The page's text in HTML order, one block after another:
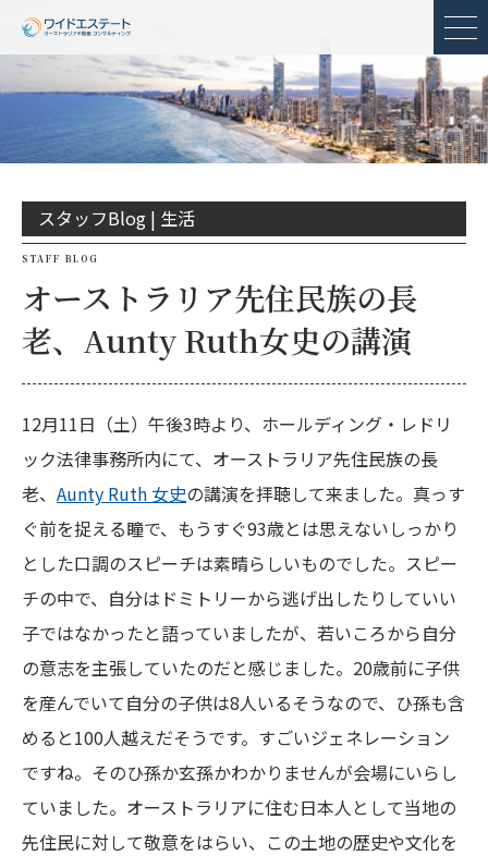
メ
スタッフBlog | 生活
STAFF BLOG
オーストラリア先住民族の長
老、Aunty Ruth女史の講演
12月11日（土）午後3時より、ホールディング・レドリ
ック法律事務所内にて、オーストラリア先住民族の長
老、 Aunty Ruth 女史の講演を拝聴して来ました。真っす
ぐ前を捉える瞳で、もうすぐ93歳とは思えないしっかり
とした口調のスピーチは素晴らしいものでした。スピー
チの中で、自分はドミトリーから逃げ出したりしていい
子ではなかったと語っていましたが、若いころから自分
の意志を主張していたのだと感じました。20歳前に子供
を産んでいて自分の子供は8人いるそうなので、ひ孫も含
めると100人越えだそうです。すごいジェネレーション
ですね。そのひ孫か玄孫かわかりませんが会場にいらし
ていました。オーストラリアに住む日本人として当地の
先住民に対して敬意をはらい、この土地の歴史や文化を